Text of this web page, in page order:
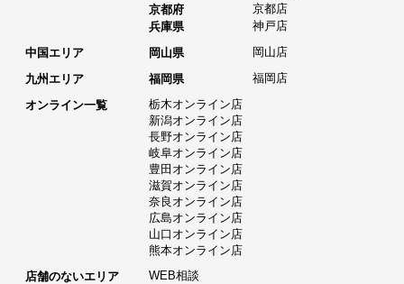
京都府
京都店
兵庫県
神戸店
中国エリア
岡山県
岡山店
九州エリア
福岡県
福岡店
オンライン一覧
栃木オンライン店
新潟オンライン店
長野オンライン店
岐阜オンライン店
豊田オンライン店
滋賀オンライン店
奈良オンライン店
広島オンライン店
山口オンライン店
熊本オンライン店
店舗のないエリア
WEB相談